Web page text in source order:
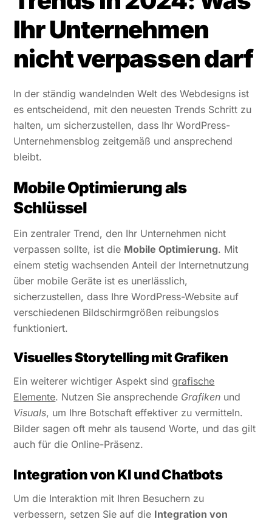
Ihr Unternehmen
nicht verpassen darf
In der ständig wandelnden Welt des Webdesigns ist
es entscheidend, mit den neuesten Trends Schritt zu
halten, um sicherzustellen, dass Ihr WordPress-
Unternehmensblog zeitgemäß und ansprechend
bleibt.
Mobile Optimierung als
Schlüssel
Ein zentraler Trend, den Ihr Unternehmen nicht
verpassen sollte, ist die Mobile Optimierung. Mit
einem stetig wachsenden Anteil der Internetnutzung
über mobile Geräte ist es unerlässlich,
sicherzustellen, dass Ihre WordPress-Website auf
verschiedenen Bildschirmgrößen reibungslos
funktioniert.
Visuelles Storytelling mit Grafiken
Ein weiterer wichtiger Aspekt sindgrafische
Elemente. Nutzen Sie ansprechende Grafiken und
Visuals, um Ihre Botschaft effektiver zu vermitteln.
Bilder sagen oft mehr als tausend Worte, und das gilt
auch für die Online-Präsenz.
Integration von KI und Chatbots
Um die Interaktion mit Ihren Besuchern zu
verbessern, setzen Sie auf die Integration von